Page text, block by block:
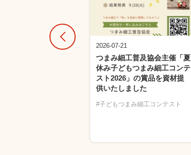
2026-07-21
つまみ細工普及協会主催「夏
休み子どもつまみ細工コンテ
スト2026」の賞品を資材提
供いたしました
#子どもつまみ細工コンテスト